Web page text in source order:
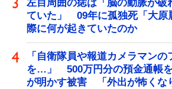
左目周囲の痣は「脳の動脈が破
ていた」 09年に孤独死「大原
際に何が起きていたのか
「自衛隊員や報道カメラマン
を…」 500万円分の預金通帳
が明かす被害 「外出が怖くな